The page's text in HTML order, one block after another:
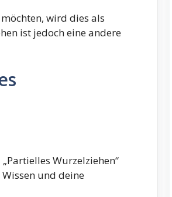
wird dies als
ist jedoch eine andere
Wurzelziehen“
und deine